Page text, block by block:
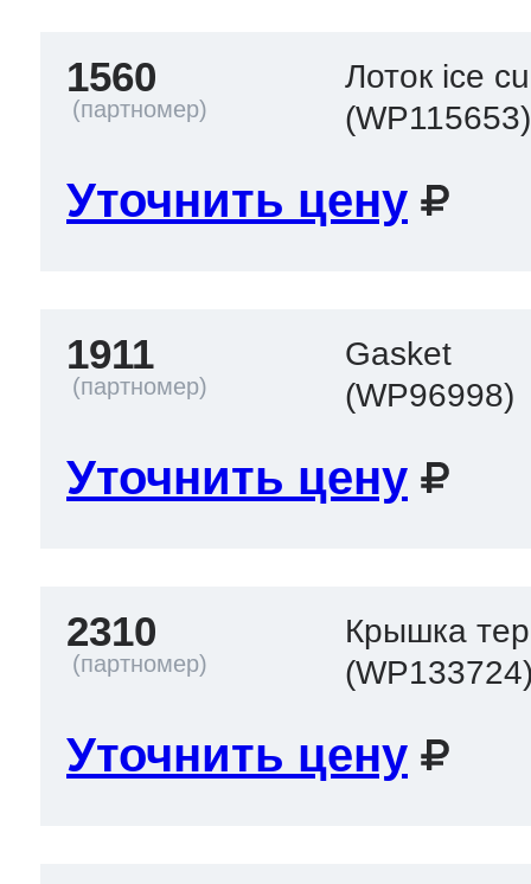
1560
Лоток ice
(WP115653)
Уточнить цену
1911
Gasket
(WP96998)
Уточнить цену
2310
Крышка
Уточнить цену